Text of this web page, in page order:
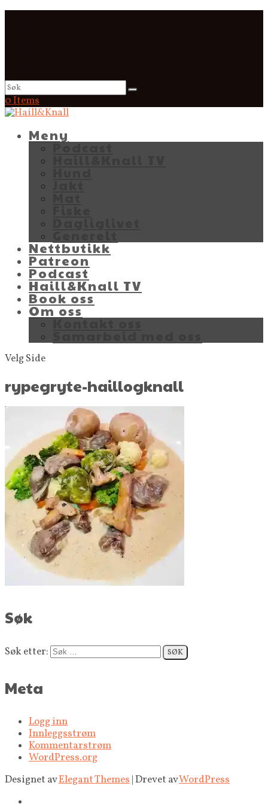
0 Items
Meny
Podcast
Nettbutikk
Patreon
Podcast
Haill&Knall TV
Book oss
Om oss
Kontakt oss
Velg Side
rypegryte-haillogknall
Søk
Søk etter:
Meta
Logg inn
Innleggsstrøm
Kommentarstrøm
WordPress.org
Designet avElegant Themes | Drevet avWordPress